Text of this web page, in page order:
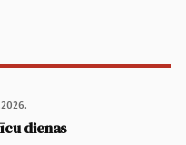
dienas